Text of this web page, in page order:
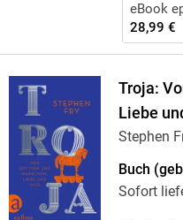
eBook
28,99 €
Troja:
Liebe
Stephen
Buch
Sofort